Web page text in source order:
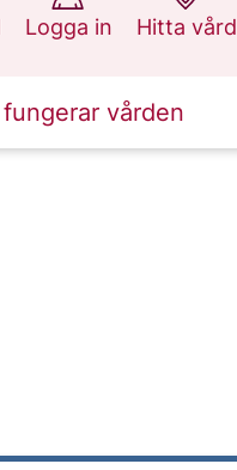
Logga in
Hitta vård
fungerar vården